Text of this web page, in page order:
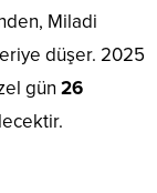
Miladi
düşer. 2025
gün 26